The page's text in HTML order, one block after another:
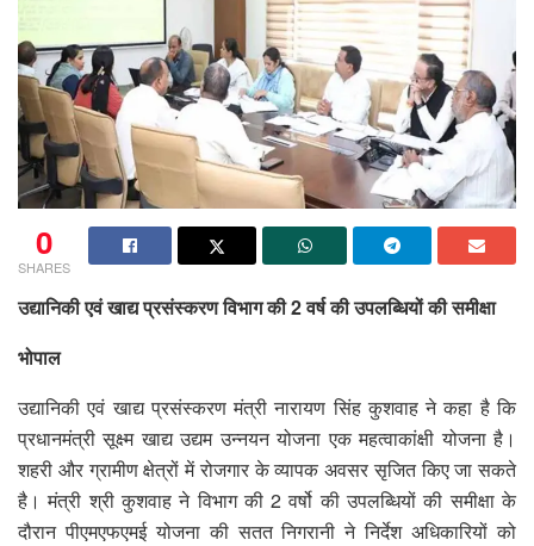
0
SHARES
उद्यानिकी एवं खाद्य प्रसंस्करण विभाग की 2 वर्ष की उपलब्धियों की समीक्षा
भोपाल
उद्यानिकी एवं खाद्य प्रसंस्करण मंत्री नारायण सिंह कुशवाह ने कहा है कि
प्रधानमंत्री सूक्ष्म खाद्य उद्यम उन्नयन योजना एक महत्वाकांक्षी योजना है।
शहरी और ग्रामीण क्षेत्रों में रोजगार के व्यापक अवसर सृजित किए जा सकते
है। मंत्री श्री कुशवाह ने विभाग की 2 वर्षो की उपलब्धियों की समीक्षा के
दौरान पीएमएफएमई योजना की सतत निगरानी ने निर्देश अधिकारियों को